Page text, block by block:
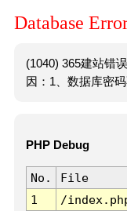
Database
(1040) 365建站错
因：1、数据库密
PHP Debug
No. File
1
/